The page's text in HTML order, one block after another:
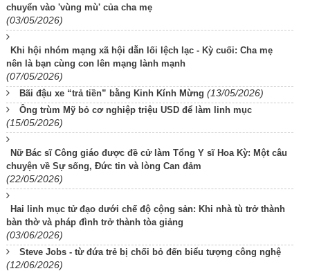
chuyển vào 'vùng mù' của cha mẹ
(03/05/2026)
Khi hội nhóm mạng xã hội dẫn lối lệch lạc - Kỳ cuối: Cha mẹ
nên là bạn cùng con lên mạng lành mạnh
(07/05/2026)
Bãi đậu xe “trả tiền” bằng Kinh Kính Mừng (13/05/2026)
Ông trùm Mỹ bỏ cơ nghiệp triệu USD để làm linh mục
(15/05/2026)
Nữ Bác sĩ Công giáo được đề cử làm Tổng Y sĩ Hoa Kỳ: Một câu
chuyện về Sự sống, Đức tin và lòng Can đảm
(22/05/2026)
Hai linh mục tử đạo dưới chế độ cộng sản: Khi nhà tù trở thành
bàn thờ và pháp đình trở thành tòa giảng
(03/06/2026)
Steve Jobs - từ đứa trẻ bị chối bỏ đến biểu tượng công nghệ
(12/06/2026)